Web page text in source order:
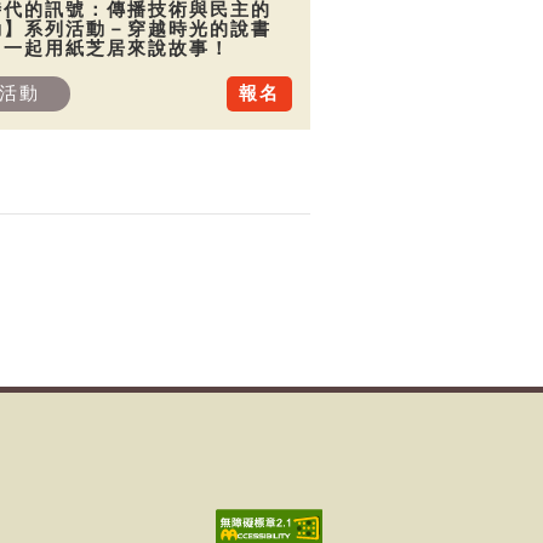
的訊號：傳播技術與民主的
系列活動－穿越時光的說書
起用紙芝居來說故事！
報名
活動